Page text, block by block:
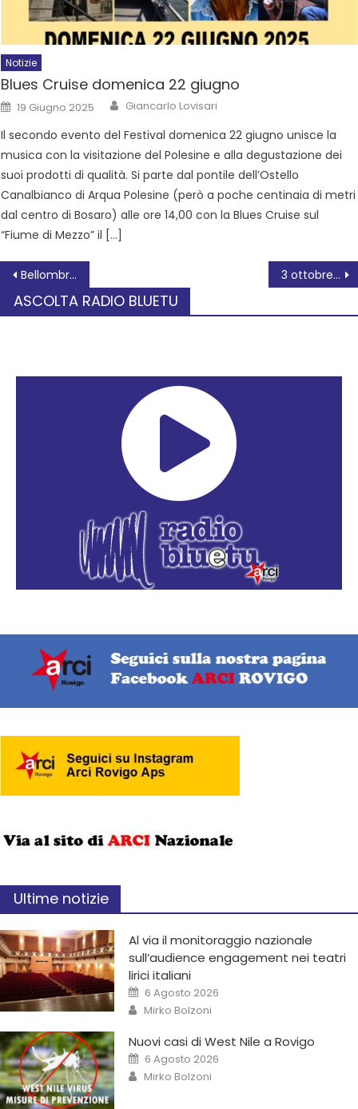
Notizie
Blues Cruise domenica 22 giugno
19 Giugno 2025 Giancarlo Lovisari
Il secondo evento del Festival domenica 22 giugno unisce la
musica con la visitazione del Polesine e alla degustazione dei
suoi prodotti di qualità. Si parte dal pontile dell’Ostello
Canalbianco di Arqua Polesine (però a poche centinaia di metri
dal centro di Bosaro) alle ore 14,00 con la Blues Cruise sul
“Fiume di Mezzo” il […]
Bellombra, al via i lavori all’edificio di delegazione 3 ottobre Prima Domenica ecologica “DOMENICA FACCIAMO DUE PASSI A ROVIGO”
ASCOLTA RADIO BLUETU
Ultime notizie
Al via il monitoraggio nazionale
sull’audience engagement nei teatri
lirici italiani
6 Agosto 2026
Mirko Bolzoni
Nuovi casi di West Nile a Rovigo
6 Agosto 2026
Mirko Bolzoni